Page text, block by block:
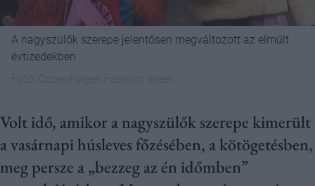
A nagyszülők szerepe jelentősen megváltozott az elmúlt
évtizedekben
Volt idő, amikor a nagyszülők szerepe kimerült
a vasárnapi húsleves főzésében, a kötögetésben,
meg persze a „bezzeg az én időmben”